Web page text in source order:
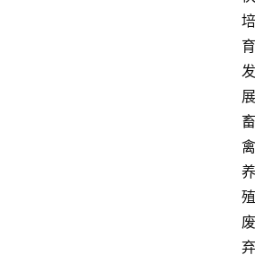
培
育
发
展
畜
禽
养
殖
废
弃